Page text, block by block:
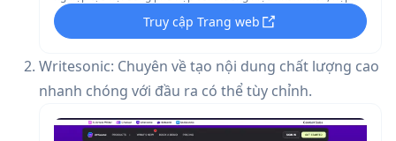
tác hiệu quả hơn và đạt được kết quả tiếp thị tốt hơn.
Truy cập Trang web
Writesonic: Chuyên về tạo nội dung chất lượng cao
nhanh chóng với đầu ra có thể tùy chỉnh.